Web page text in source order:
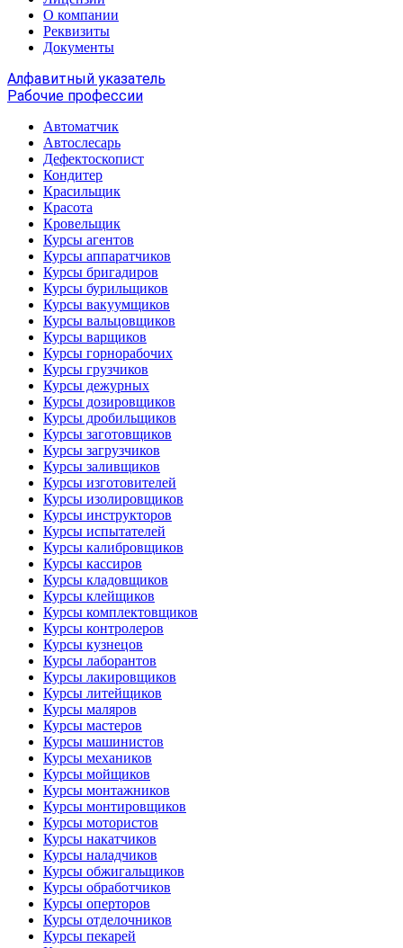
О компании
Реквизиты
Документы
Алфавитный указатель
Рабочие профессии
Автоматчик
Автослесарь
Дефектоскопист
Кондитер
Красильщик
Красота
Кровельщик
Курсы агентов
Курсы аппаратчиков
Курсы бригадиров
Курсы бурильщиков
Курсы вакуумщиков
Курсы вальцовщиков
Курсы варщиков
Курсы горнорабочих
Курсы грузчиков
Курсы дежурных
Курсы дозировщиков
Курсы дробильщиков
Курсы заготовщиков
Курсы загрузчиков
Курсы заливщиков
Курсы изготовителей
Курсы изолировщиков
Курсы инструкторов
Курсы испытателей
Курсы калибровщиков
Курсы кассиров
Курсы кладовщиков
Курсы клейщиков
Курсы комплектовщиков
Курсы контролеров
Курсы кузнецов
Курсы лаборантов
Курсы лакировщиков
Курсы литейщиков
Курсы маляров
Курсы мастеров
Курсы машинистов
Курсы механиков
Курсы мойщиков
Курсы монтажников
Курсы монтировщиков
Курсы мотористов
Курсы накатчиков
Курсы наладчиков
Курсы обжигальщиков
Курсы обработчиков
Курсы оперторов
Курсы отделочников
Курсы пекарей